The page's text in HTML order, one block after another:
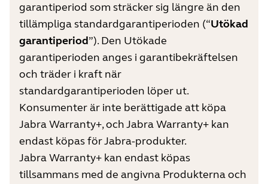
garantiperiod som sträcker sig längre än den
tillämpliga standardgarantiperioden (“Utökad
garantiperiod”). Den Utökade
garantiperioden anges i garanti­bekräftelsen
och träder i kraft när
standardgarantiperioden löper ut.
Konsumenter är inte berättigade att köpa
Jabra Warranty+, och Jabra Warranty+ kan
endast köpas för Jabra-produkter.
Jabra Warranty+ kan endast köpas
tillsammans med de angivna Produkterna och